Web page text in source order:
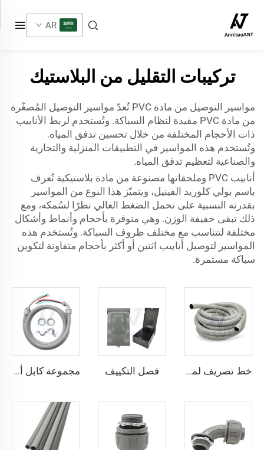
AR
تركيبات التقليل من البلاستيك
مواسير التوصيل من مادة PVC تُعدّ مواسير التوصيل المُصغّرة
من مادة PVC مفيدة لنظام السباكة. وتُستخدم لربط الأنابيب
ذات الأحجام المختلفة من خلال تحسين تدفق المياه.
وتُستخدم هذه المواسير في التطبيقات المنزلية والتجارية
والصناعية لتعظيم تدفق المياه.
أنابيب PVC وملحقاتها
مصنوعة من مادة بلاستيكية تُعرف
باسم بولي كلوريد الفينيل، ويتميّز هذا النوع من المواسير
بقدرته النسبية على تحمل الضغط العالي نظرًا لسُمكه، ومع
ذلك تبقى خفيفة الوزن. وهي متوفرة بأحجام وأنماط وأشكال
مختلفة لتتناسب مع مختلف ظروف السباكة. وتُستخدم هذه
المواسير لتوصيل أنابيب اثنين أو أكثر بأحجام متفاوتة لتكوين
سباكة مستمرة.
خط تصريف لمكيفات الهواء فصل التكييف مجموعة كابل أ/سي